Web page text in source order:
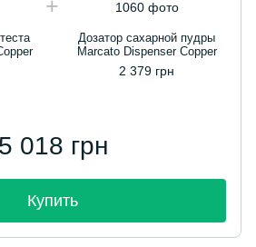
Дозатор сахарной пудры
Marcato Dispenser Copper
2 379 грн
5 018 грн
Купить